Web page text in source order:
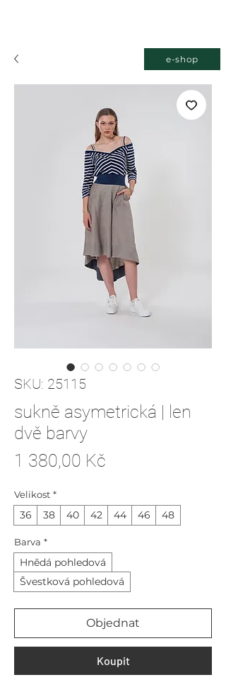
SKU: 25115
sukně asymetrická | len
dvě barvy
1 380,00 Kč
Velikost *
36 38 40 42 44 46 48
Barva *
Hnědá pohledová
Švestková pohledová
Objednat
Koupit
e-shop